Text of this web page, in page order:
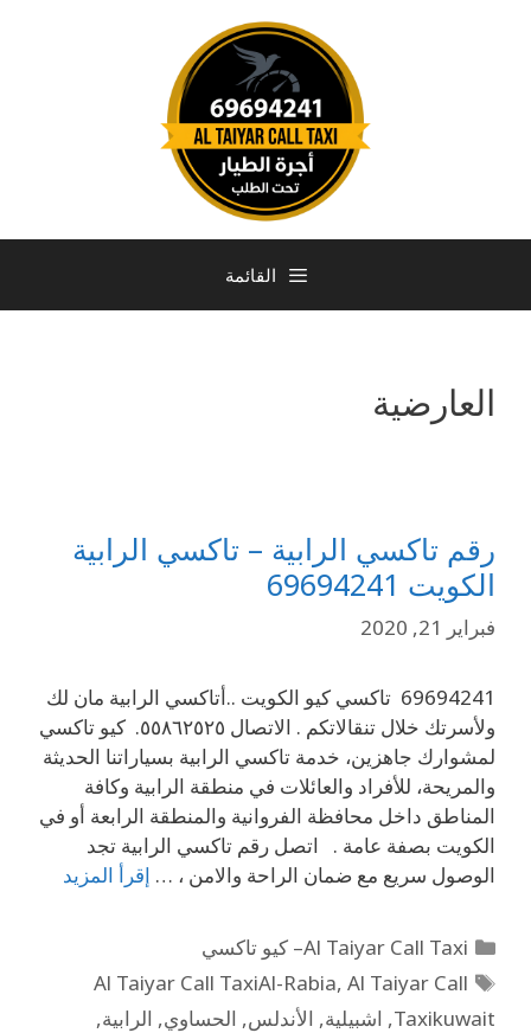
القائمة
العارضية
رقم تاكسي الرابية – تاكسي الرابية
الكويت 69694241
فبراير 21, 2020
69694241 تاكسي كيو الكويت ..أتاكسي الرابية مان لك
ولأسرتك خلال تنقالاتكم . الاتصال ٥٥٨٦٢٥٢٥. كيو تاكسي
لمشوارك جاهزين، خدمة تاكسي الرابية بسياراتنا الحديثة
والمريحة، للأفراد والعائلات في منطقة الرابية وكافة
المناطق داخل محافظة الفروانية والمنطقة الرابعة أو في
الكويت بصفة عامة . اتصل رقم تاكسي الرابية تجد
الوصول سريع مع ضمان الراحة والامن ، … إقرأ المزيد
Al Taiyar Call Taxi– كيو تاكسي
Al Taiyar Call TaxiAl-Rabia, Al Taiyar Call
Taxikuwait
, اشبيلية, الأندلس, الحساوي, الرابية,